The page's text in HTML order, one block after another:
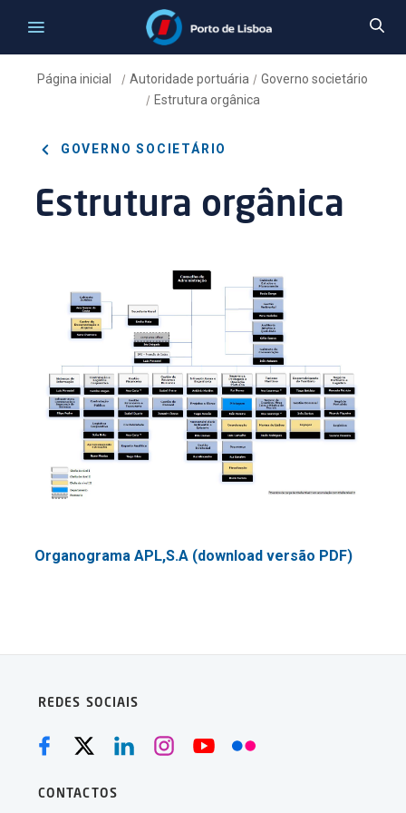
Página inicial /Autoridade portuária /Governo societário
/ Estrutura orgânica
GOVERNO SOCIETÁRIO
Estrutura orgânica
Organograma APL,S.A (download versão PDF)
REDES SOCIAIS
CONTACTOS